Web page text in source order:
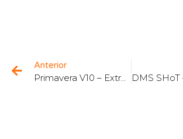
Anterior
Primavera V10 – Extrato de Conta de Clientes e Fornecedores